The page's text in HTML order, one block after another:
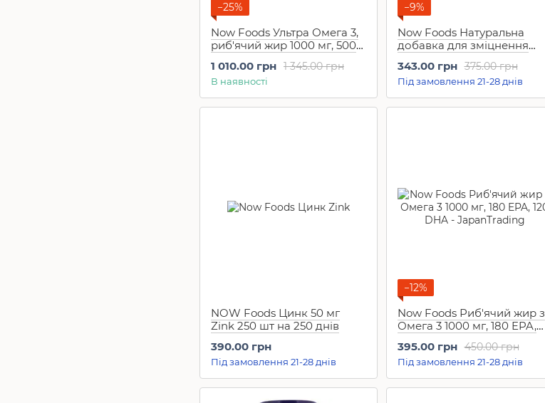
−25%
Now Foods Ультра Омега 3,
риб'ячий жир 1000 мг, 500
90 днів)
1 345.00 грн
1 010.00 грн
В наявності
−9%
Now Foods Натуральна
добавка для зміцнення
протигрибкове Pau D'Arco
500 mg, 100 капсул
375.00 грн
343.00 грн
Під замовлення 21-28 днів
NOW Foods Цинк 50 мг
Zink 250 шт на 250 днів
390.00 грн
Під замовлення 21-28 днів
−12%
Now Foods Риб'ячий жир з
Омега 3 1000 мг, 180 EPA,
450.00 грн
395.00 грн
Під замовлення 21-28 днів